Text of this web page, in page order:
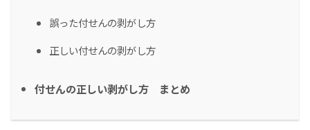
誤った付せんの剥がし方
正しい付せんの剥がし方
付せんの正しい剥がし方 まとめ